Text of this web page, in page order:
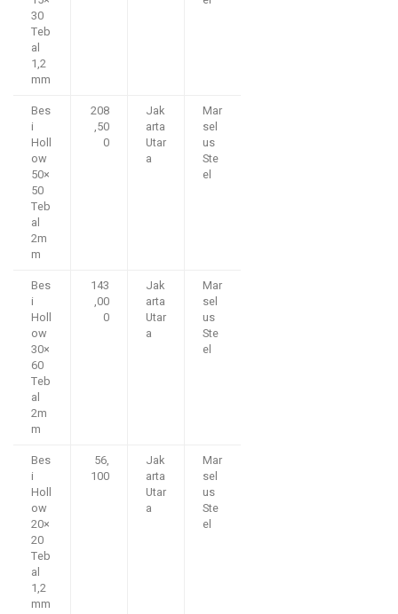
30
Teb
al
1,2
mm
Bes
i
Holl
ow
50×
50
Teb
al
2m
m
208
,50
0
Jak
arta
Utar
a
Mar
sel
us
Ste
el
Bes
i
Holl
ow
30×
60
Teb
al
2m
m
143
,00
0
Jak
arta
Utar
a
Mar
sel
us
Ste
el
Bes
i
Holl
ow
20×
20
Teb
al
1,2
mm
56,
100
Jak
arta
Utar
a
Mar
sel
us
Ste
el